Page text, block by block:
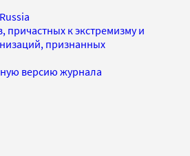
причастных к экстремизму и
признанных
версию журнала